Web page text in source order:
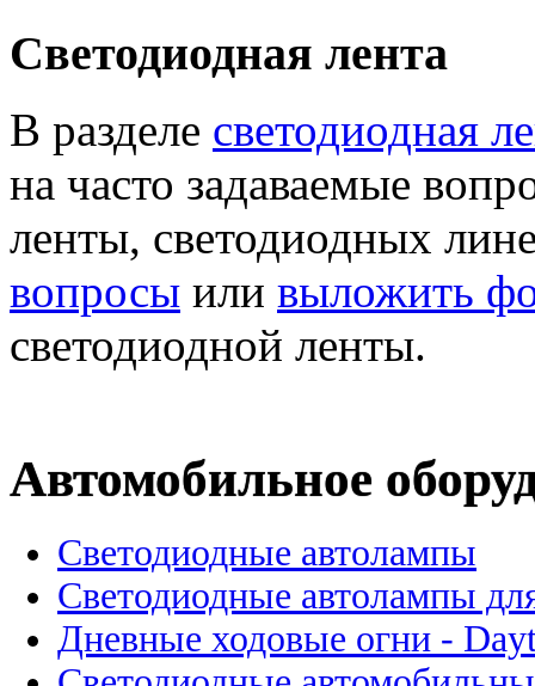
Светодиодная лента
В разделе светодиодная
на часто задаваемые
ленты, светодиодных
вопросы или выложить
светодиодной ленты.
Автомобильное
Светодиодные автолампы
Светодиодные автолампы
Дневные ходовые огни -